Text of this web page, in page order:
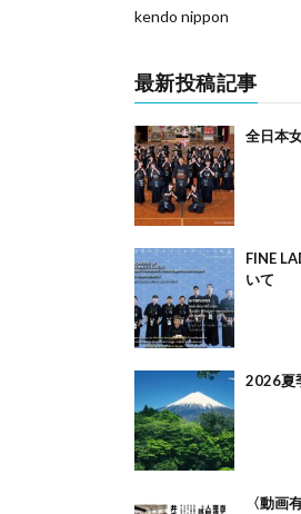
kendo nippon
最新投稿記事
全日本
FINE
いて
2026夏
〈動画